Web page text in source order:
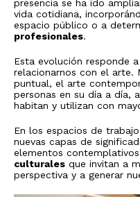
presencia se ha ido
vida cotidiana,
espacio público o a
profesionales.
Esta evolución responde
relacionarnos con el arte.
puntual, el arte
personas en su día a día,
habitan y utilizan con
En los espacios de
nuevas capas de
elementos
culturales que invitan a
perspectiva y a generar